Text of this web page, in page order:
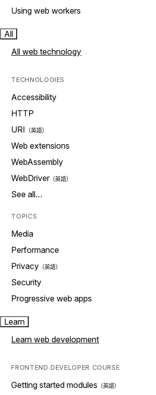
Using web workers
All
All web technology
TECHNOLOGIES
Accessibility
HTTP
URI
Web extensions
WebAssembly
WebDriver
See all…
TOPICS
Media
Performance
Privacy
Security
Progressive web apps
Learn
Learn web development
FRONTEND DEVELOPER COURSE
Getting started modules